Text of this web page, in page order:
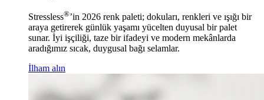
Stressless®’in 2026 renk paleti; dokuları, renkleri ve ışığı bir
araya getirerek günlük yaşamı yücelten duyusal bir palet
sunar. İyi işçiliği, taze bir ifadeyi ve modern mekânlarda
aradığımız sıcak, duygusal bağı selamlar.
İlham alın